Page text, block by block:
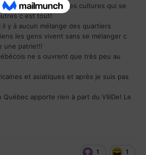
mais il y a des cultures qui se
c est tout!
y à aucun mélange des quartiers
les gens vivent sans se mélanger c
une patrie!!!
ne s ouvrent que très peu au
et asiatiques et après je suis pas
Québec apporte rien à part du VIiiDe! Le
1 1